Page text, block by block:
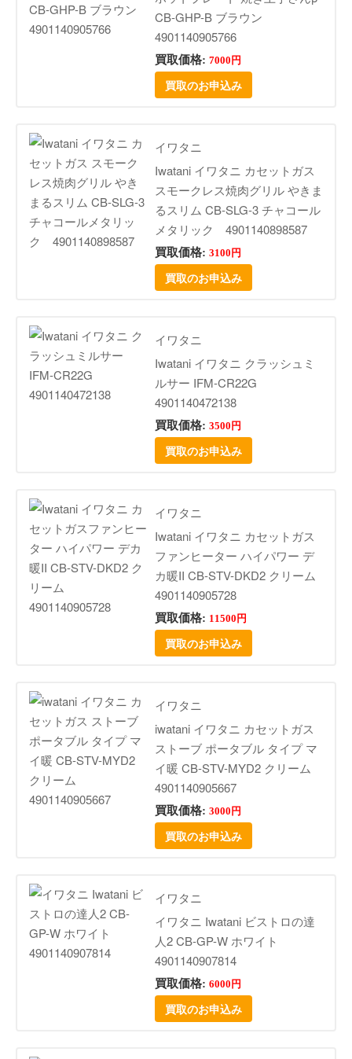
CB-GHP-B ブラウン
4901140905766
買取価格: 7000円
買取のお申込み
イワタニ
Iwatani イワタニ カセットガス
スモークレス焼肉グリル やきま
るスリム CB-SLG-3 チャコール
メタリック 4901140898587
買取価格: 3100円
買取のお申込み
イワタニ
Iwatani イワタニ クラッシュミ
ルサー IFM-CR22G
4901140472138
買取価格: 3500円
買取のお申込み
イワタニ
Iwatani イワタニ カセットガス
ファンヒーター ハイパワー デ
カ暖II CB-STV-DKD2 クリーム
4901140905728
買取価格: 11500円
買取のお申込み
イワタニ
iwatani イワタニ カセットガス
ストーブ ポータブル タイプ マ
イ暖 CB-STV-MYD2 クリーム
4901140905667
買取価格: 3000円
買取のお申込み
イワタニ
イワタニ Iwatani ビストロの達
人2 CB-GP-W ホワイト
4901140907814
買取価格: 6000円
買取のお申込み